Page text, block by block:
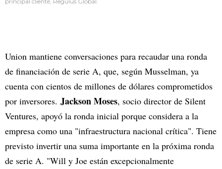
Union mantiene conversaciones para recaudar una ronda
de financiación de serie A, que, según Musselman, ya
cuenta con cientos de millones de dólares comprometidos
por inversores. Jackson Moses, socio director de Silent
Ventures, apoyó la ronda inicial porque considera a la
empresa como una "infraestructura nacional crítica". Tiene
previsto invertir una suma importante en la próxima ronda
de serie A. "Will y Joe están excepcionalmente